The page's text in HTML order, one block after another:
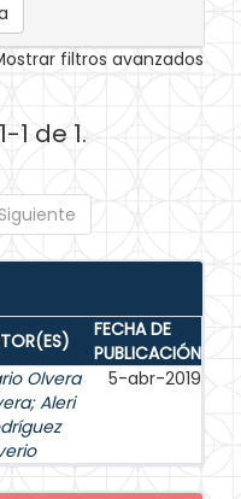
filtros avanzados
1 de 1.
Siguiente
FECHA DE
PUBLICACIÓN
Olvera
;Aleri
5-abr-2019